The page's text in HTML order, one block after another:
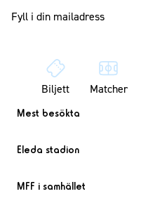
Biljett Matcher
Mest besökta
Eleda stadion
MFF i samhället